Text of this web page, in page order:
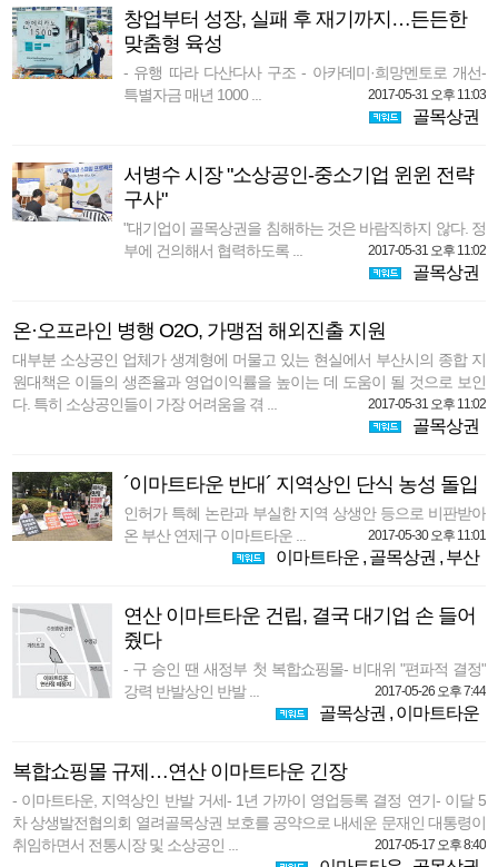
창업부터 성장, 실패 후 재기까지…든든한
맞춤형 육성
- 유행 따라 다산다사 구조 - 아카데미·희망멘토로 개선-
특별자금 매년 1000 ...
2017-05-31 오후 11:03
골목상권
서병수 시장 "소상공인-중소기업 윈윈 전략
구사"
"대기업이 골목상권을 침해하는 것은 바람직하지 않다. 정
부에 건의해서 협력하도록 ...
2017-05-31 오후 11:02
골목상권
온·오프라인 병행 O2O, 가맹점 해외진출 지원
대부분 소상공인 업체가 생계형에 머물고 있는 현실에서 부산시의 종합 지
원대책은 이들의 생존율과 영업이익률을 높이는 데 도움이 될 것으로 보인
다. 특히 소상공인들이 가장 어려움을 겪 ...
2017-05-31 오후 11:02
골목상권
´이마트타운 반대´ 지역상인 단식 농성 돌입
인허가 특혜 논란과 부실한 지역 상생안 등으로 비판받아
온 부산 연제구 이마트타운 ...
2017-05-30 오후 11:01
이마트타운, 골목상권 , 부산
연산 이마트타운 건립, 결국 대기업 손 들어
줬다
- 구 승인 땐 새정부 첫 복합쇼핑몰- 비대위 "편파적 결정"
강력 반발상인 반발 ...
2017-05-26 오후 7:44
골목상권 , 이마트타운
복합쇼핑몰 규제…연산 이마트타운 긴장
- 이마트타운, 지역상인 반발 거세- 1년 가까이 영업등록 결정 연기- 이달 5
차 상생발전협의회 열려골목상권 보호를 공약으로 내세운 문재인 대통령이
취임하면서 전통시장 및 소상공인 ...
2017-05-17 오후 8:40